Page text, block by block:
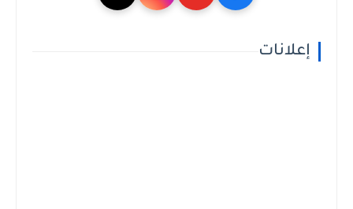
إعلانات